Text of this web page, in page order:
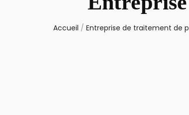
Accueil / Entreprise de traitement de